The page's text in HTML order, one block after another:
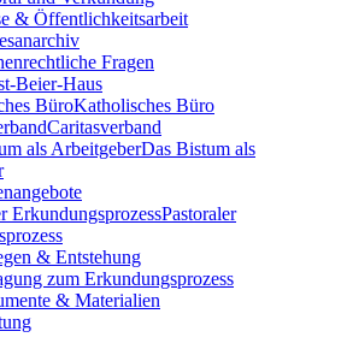
& Öffentlichkeitsarbeit
Fragen
Beier-Haus
Katholisches Büro
Caritasverband
Das Bistum als
Pastoraler
& Entstehung
zum Erkundungsprozess
& Materialien